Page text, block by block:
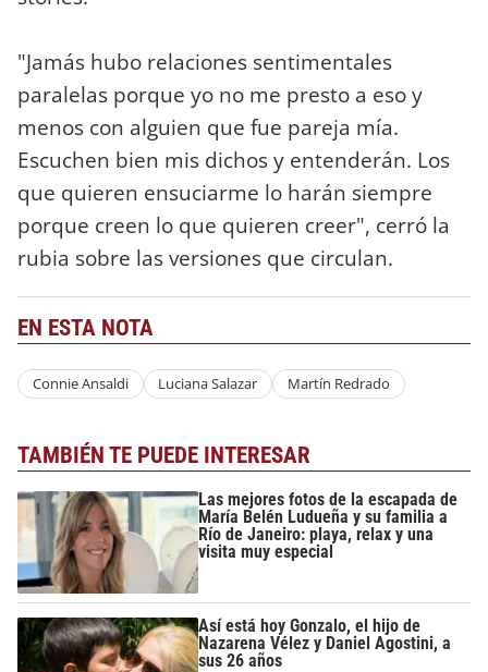
"Jamás hubo relaciones sentimentales
paralelas porque yo no me presto a eso y
menos con alguien que fue pareja mía.
Escuchen bien mis dichos y entenderán. Los
que quieren ensuciarme lo harán siempre
porque creen lo que quieren creer", cerró la
rubia sobre las versiones que circulan.
EN ESTA NOTA
Connie Ansaldi Luciana Salazar Martín Redrado
TAMBIÉN TE PUEDE INTERESAR
Las mejores fotos de la escapada de
María Belén Ludueña y su familia a
Río de Janeiro: playa, relax y una
visita muy especial
Así está hoy Gonzalo, el hijo de
Nazarena Vélez y Daniel Agostini, a
sus 26 años